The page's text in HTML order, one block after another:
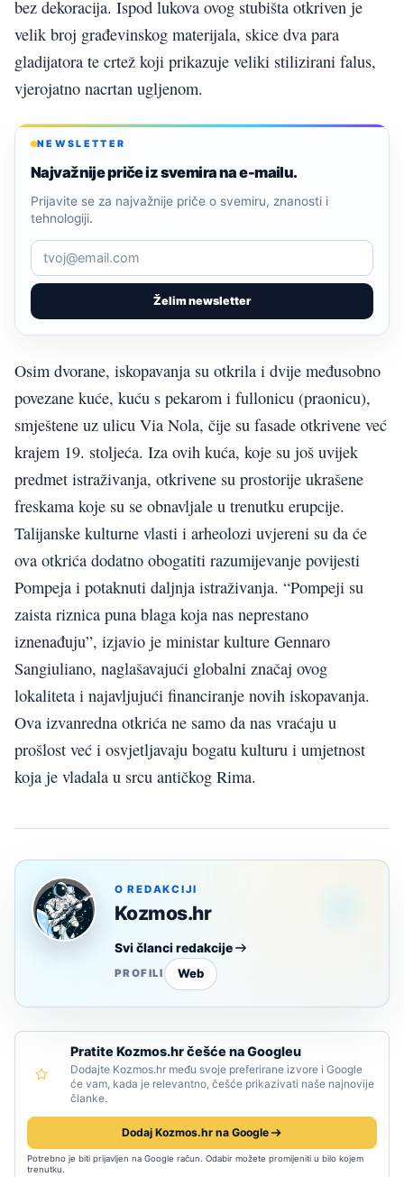
bez dekoracija. Ispod lukova ovog stubišta otkriven je
velik broj građevinskog materijala, skice dva para
gladijatora te crtež koji prikazuje veliki stilizirani falus,
vjerojatno nacrtan ugljenom.
NEWSLETTER
Najvažnije priče iz svemira na e-mailu.
Želim newsletter
Prijavite se za najvažnije priče o svemiru, znanosti i
tehnologiji.
Osim dvorane, iskopavanja su otkrila i dvije međusobno
povezane kuće, kuću s pekarom i fullonicu (praonicu),
smještene uz ulicu Via Nola, čije su fasade otkrivene već
krajem 19. stoljeća. Iza ovih kuća, koje su još uvijek
predmet istraživanja, otkrivene su prostorije ukrašene
freskama koje su se obnavljale u trenutku erupcije.
Talijanske kulturne vlasti i arheolozi uvjereni su da će
ova otkrića dodatno obogatiti razumijevanje povijesti
Pompeja i potaknuti daljnja istraživanja. “Pompeji su
zaista riznica puna blaga koja nas neprestano
iznenađuju”, izjavio je ministar kulture Gennaro
Sangiuliano, naglašavajući globalni značaj ovog
lokaliteta i najavljujući financiranje novih iskopavanja.
Ova izvanredna otkrića ne samo da nas vraćaju u
prošlost već i osvjetljavaju bogatu kulturu i umjetnost
koja je vladala u srcu antičkog Rima.
O REDAKCIJI
Kozmos.hr
Svi članci redakcije
PROFILI Web
Pratite Kozmos.hr češće na Googleu
Dodajte Kozmos.hr među svoje preferirane izvore i Google
će vam, kada je relevantno, češće prikazivati naše najnovije
članke.
Dodaj Kozmos.hr na Google
Potrebno je biti prijavljen na Google račun. Odabir možete promijeniti u bilo kojem
trenutku.